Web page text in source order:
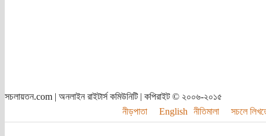
সচলায়তন.com | অনলাইন রাইটার্স কমিউনিটি | কপিরাইট © ২০০৬-২০১৫
নীড়পাতা
English নীতিমালা সচলে